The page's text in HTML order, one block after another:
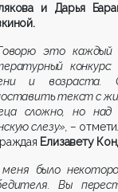
и Дарья
это каждый
и возраста.
текст с
сложно, но над
слезу», –
Елизавету
было
Вы